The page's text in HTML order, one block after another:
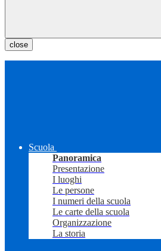
close
Scuola
Panoramica
Presentazione
I luoghi
Le persone
I numeri della scuola
Le carte della scuola
Organizzazione
La storia